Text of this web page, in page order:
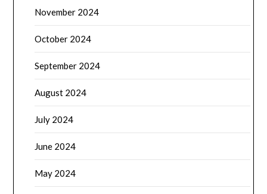
November 2024
October 2024
September 2024
August 2024
July 2024
June 2024
May 2024